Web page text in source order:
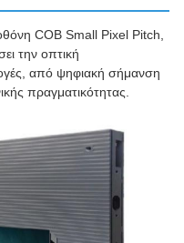
COB Small Pixel Pitch,
την οπτική
από ψηφιακή σήμανση
πραγματικότητας.